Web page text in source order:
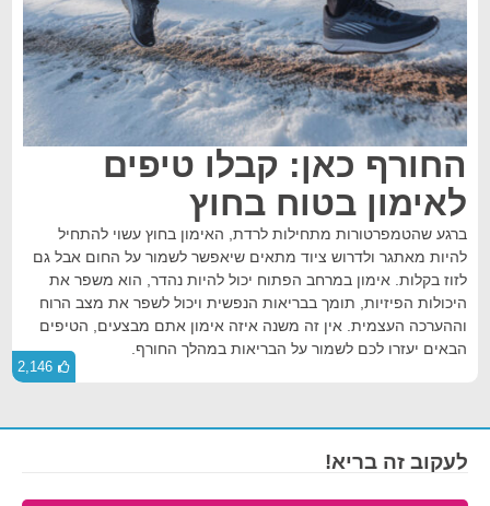
החורף כאן: קבלו טיפים
לאימון בטוח בחוץ
ברגע שהטמפרטורות מתחילות לרדת, האימון בחוץ עשוי להתחיל
להיות מאתגר ולדרוש ציוד מתאים שיאפשר לשמור על החום אבל גם
לזוז בקלות. אימון במרחב הפתוח יכול להיות נהדר, הוא משפר את
היכולות הפיזיות, תומך בבריאות הנפשית ויכול לשפר את מצב הרוח
וההערכה העצמית. אין זה משנה איזה אימון אתם מבצעים, הטיפים
הבאים יעזרו לכם לשמור על הבריאות במהלך החורף.
2,146
לעקוב זה בריא!